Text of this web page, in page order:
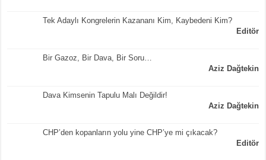
Tek Adaylı Kongrelerin Kazananı Kim, Kaybedeni Kim?
Editör
Bir Gazoz, Bir Dava, Bir Soru…
Aziz Dağtekin
Dava Kimsenin Tapulu Malı Değildir!
Aziz Dağtekin
CHP’den kopanların yolu yine CHP’ye mi çıkacak?
Editör